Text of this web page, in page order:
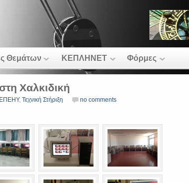
Θεμάτων ΚΕΠΛΗΝΕΤ Φόρμες
Χαλκιδική
, Τεχνική Στήριξη no comments